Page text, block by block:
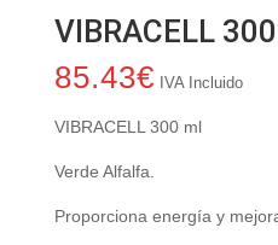
VIBRACELL
85.43€ IVA Incluido
VIBRACELL 300 ml
Verde Alfalfa.
Proporciona energía y